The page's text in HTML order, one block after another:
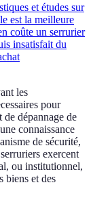
et études sur
est la meilleure
coûte un serrurier
insatisfait du
les
pour
dépannage de
connaissance
de sécurité,
exercent
ou institutionnel,
biens et des